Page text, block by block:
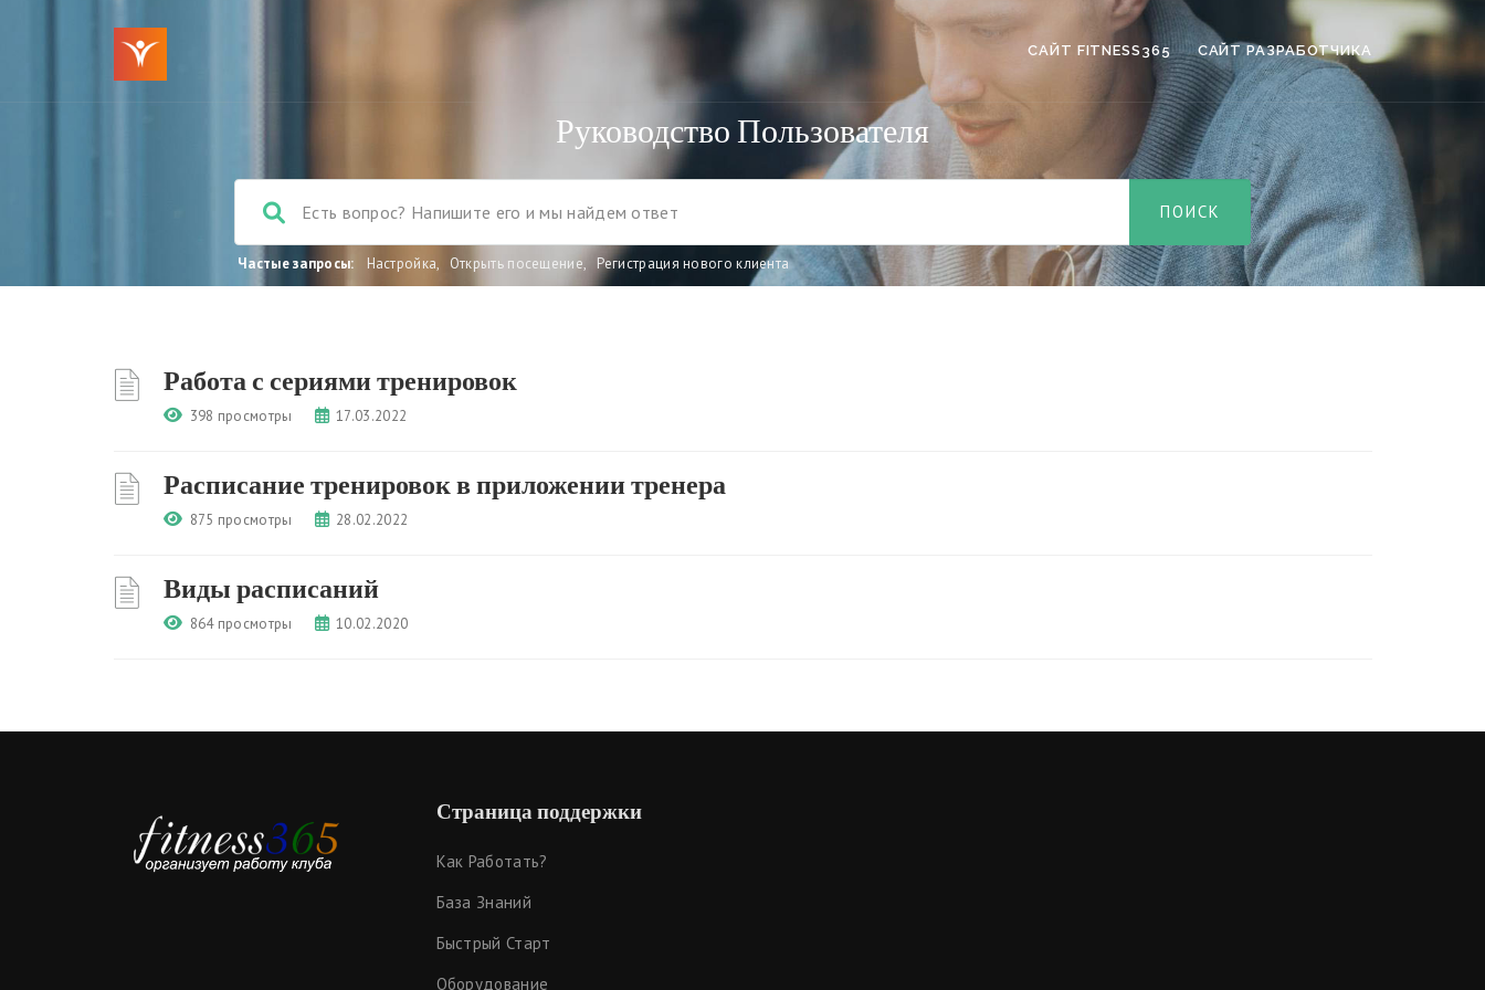
САЙТ FITNESS365 САЙТ РАЗРАБОТЧИКА
Руководство Пользователя
Частые запросы: Настройка, Открыть посещение, Регистрация нового клиента
Работа с сериями тренировок
398 просмотры 17.03.2022
Расписание тренировок в приложении тренера
875 просмотры 28.02.2022
Виды расписаний
864 просмотры 10.02.2020
Страница поддержки
Как Работать?
База Знаний
Быстрый Старт
Оборудование